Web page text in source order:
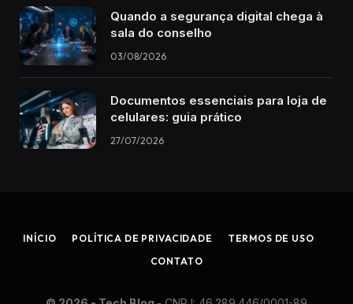
Quando a segurança digital chega à
sala do conselho
03/08/2026
Documentos essenciais para loja de
celulares: guia prático
27/07/2026
INÍCIO POLÍTICA DE PRIVACIDADE
TERMOS DE USO
CONTATO